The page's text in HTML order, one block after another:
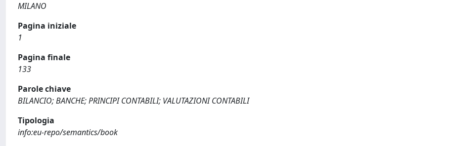
MILANO
Pagina iniziale
1
Pagina finale
133
Parole chiave
BILANCIO; BANCHE; PRINCIPI CONTABILI; VALUTAZIONI CONTABILI
Tipologia
info:eu-repo/semantics/book